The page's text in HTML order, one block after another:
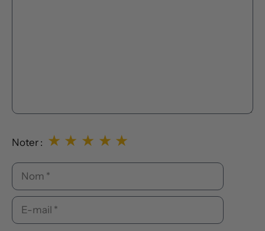
Noter : ★
★
★
★
★
Nom
E-
mail